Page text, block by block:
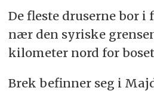
De fleste druserne bor i
nær den syriske
kilometer nord for
Brek befinner seg i